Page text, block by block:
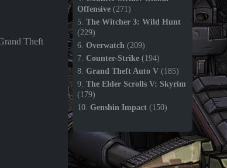
Theft
Offensive (271)
5. The Witcher 3: Wild Hunt
(229)
6. Overwatch (209)
7. Counter-Strike (194)
8. Grand Theft Auto V (185)
9. The Elder Scrolls V: Skyrim
(179)
10. Genshin Impact (150)